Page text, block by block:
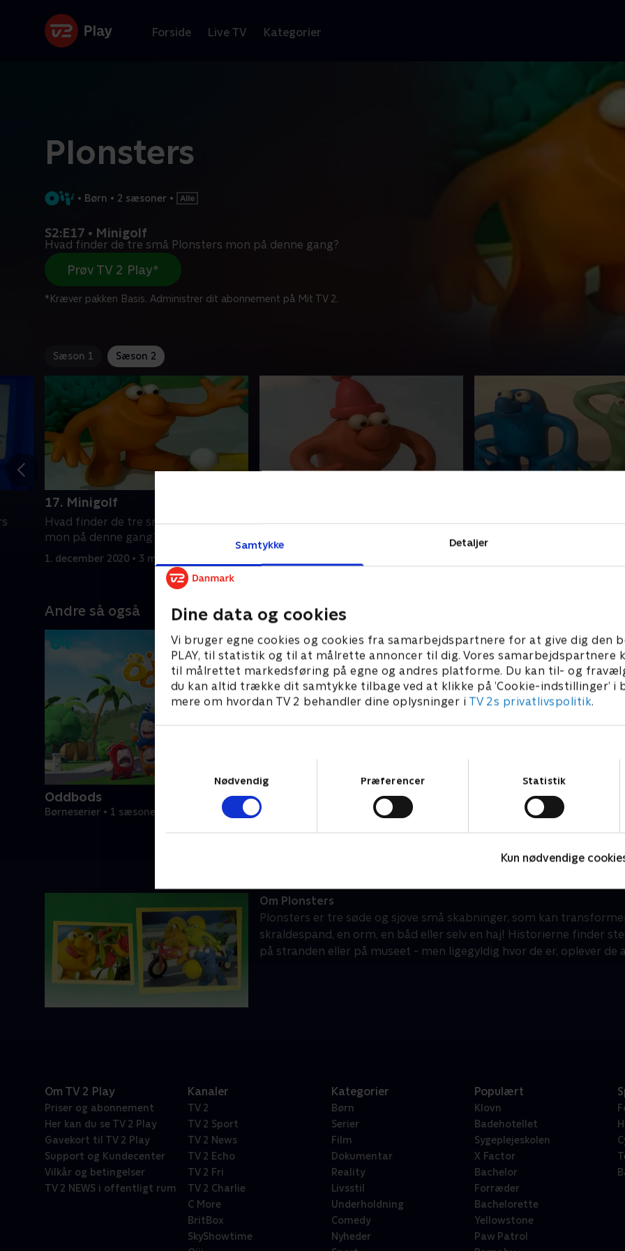
Samtykke Detaljer
Dine data og cookies
Vi bruger egne cookies og cookies fra samarbejdspartnere for at give dig den
PLAY, til statistik og til at målrette annoncer til dig. Vores samarbejdspartnere
til målrettet markedsføring på egne og andres platforme. Du kan til- og
du kan altid trække dit samtykke tilbage ved at klikke på ’Cookie-indstillinger’ i
mere om hvordan TV 2 behandler dine oplysninger i TV 2s privatlivspolitik.
Nødvendig
Præferencer Statistik
Kun nødvendige
Forside Live TV Kategorier
Plonsters
• Børn • 2 sæsoner •
S2:E17 • Minigolf
Hvad finder de tre små Plonsters mon på denne gang?
Prøv TV 2 Play*
*Kræver pakken Basis. Administrer dit abonnement på Mit TV 2.
Sæson 1 Sæson 2
17. Minigolf
Hvad finder de tre små Plonsters
mon på denne gang?
1. december 2020 • 3 min
Hvad finder de tre små Plonsters
mon på denne gang?.
Andre så også
Oddbods
Børneserier • 1 sæsoner
Miniteve: Musikinstrumenter
Børneserier • 1 sæsoner
Om Plonsters
Plonsters er tre søde og sjove små skabninger, som kan
skraldespand, en orm, en båd eller selv en haj! Historierne finder
på stranden eller på museet - men ligegyldig hvor de er, oplever de
Om TV 2 Play
Priser og abonnement
Her kan du se TV 2 Play
Gavekort til TV 2 Play
Support og Kundecenter
Vilkår og betingelser
TV 2 NEWS i offentligt rum
Kanaler
TV 2
TV 2 Sport
TV 2 News
TV 2 Echo
TV 2 Fri
TV 2 Charlie
C More
BritBox
SkyShowtime
Kategorier
Børn
Serier
Film
Dokumentar
Reality
Livsstil
Underholdning
Comedy
Nyheder
Populært
Klovn
Badehotellet
Sygeplejeskolen
X Factor
Bachelor
Forræder
Bachelorette
Yellowstone
Paw Patrol